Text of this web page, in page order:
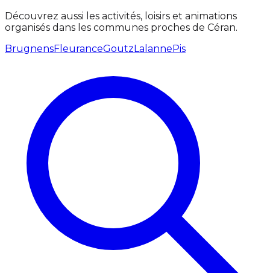
Découvrez aussi les activités, loisirs et animations
organisés dans les communes proches de Céran.
BrugnensFleuranceGoutzLalannePis